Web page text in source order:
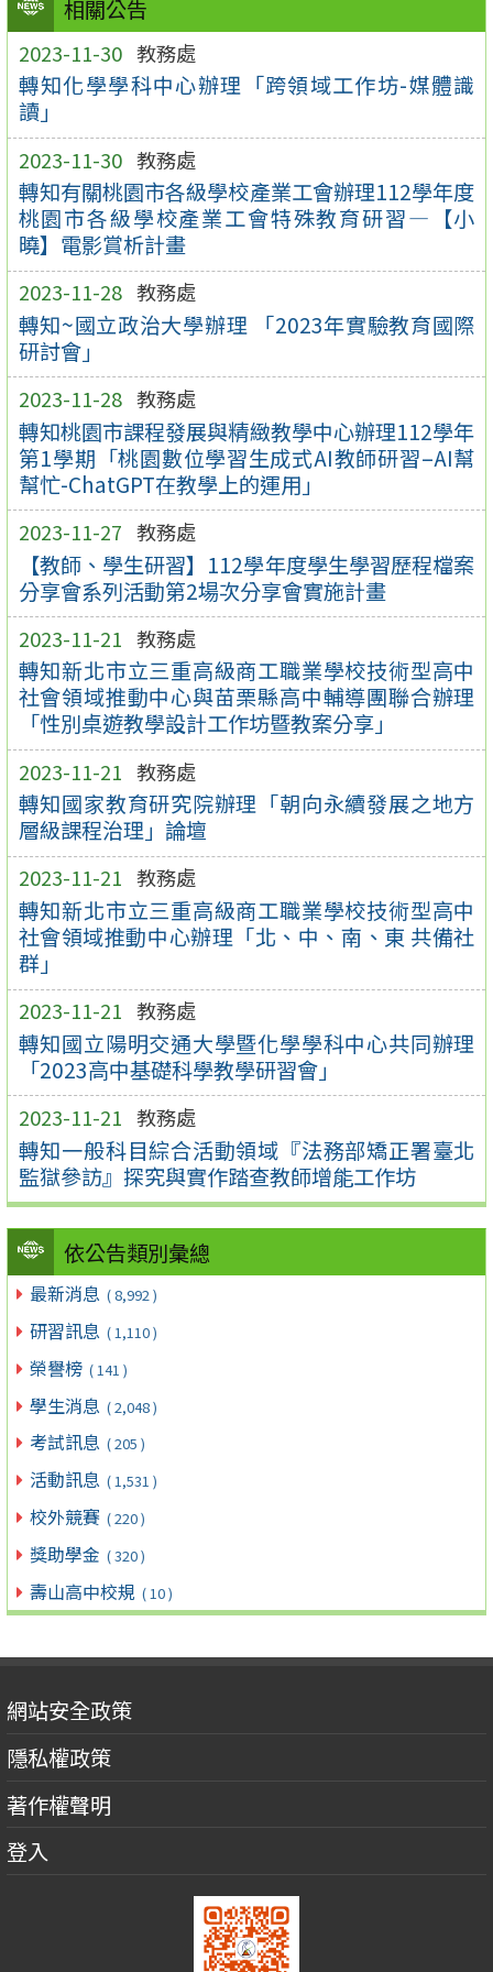
相關公告
2023-11-30 教務處
轉知化學學科中心辦理「跨領域工作坊-媒體識
讀」
2023-11-30 教務處
轉知有關桃園市各級學校產業工會辦理112學年度
桃園市各級學校產業工會特殊教育研習—【小
曉】電影賞析計畫
2023-11-28 教務處
轉知~國立政治大學辦理 「2023年實驗教育國際
研討會」
2023-11-28 教務處
轉知桃園市課程發展與精緻教學中心辦理112學年
第1學期「桃園數位學習生成式AI教師研習–AI幫
幫忙-ChatGPT在教學上的運用」
2023-11-27 教務處
【教師、學生研習】112學年度學生學習歷程檔案
分享會系列活動第2場次分享會實施計畫
2023-11-21 教務處
轉知新北市立三重高級商工職業學校技術型高中
社會領域推動中心與苗栗縣高中輔導團聯合辦理
「性別桌遊教學設計工作坊暨教案分享」
2023-11-21 教務處
轉知國家教育研究院辦理「朝向永續發展之地方
層級課程治理」論壇
2023-11-21 教務處
轉知新北市立三重高級商工職業學校技術型高中
社會領域推動中心辦理「北、中、南、東 共備社
群」
2023-11-21 教務處
轉知國立陽明交通大學暨化學學科中心共同辦理
「2023高中基礎科學教學研習會」
2023-11-21 教務處
轉知一般科目綜合活動領域『法務部矯正署臺北
監獄參訪』探究與實作踏查教師增能工作坊
依公告類別彙總
最新消息 ( 8,992 )
研習訊息 ( 1,110 )
榮譽榜 ( 141 )
學生消息 ( 2,048 )
考試訊息 ( 205 )
活動訊息 ( 1,531 )
校外競賽 ( 220 )
獎助學金 ( 320 )
壽山高中校規 ( 10 )
網站安全政策
隱私權政策
著作權聲明
登入